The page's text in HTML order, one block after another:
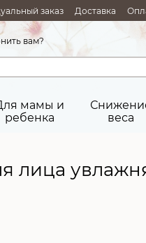
заказ Доставка
оферта
вам?
мамы и
ребенка
веса
лица